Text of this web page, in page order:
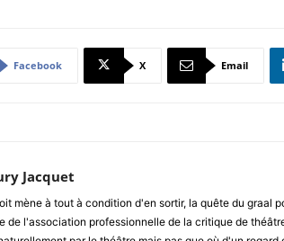
Facebook X Email
Jacquet
mène à tout à condition d'en sortir, la quête du graal
de l'association professionnelle de la critique de